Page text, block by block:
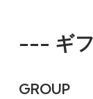
--- ギ
GROUP